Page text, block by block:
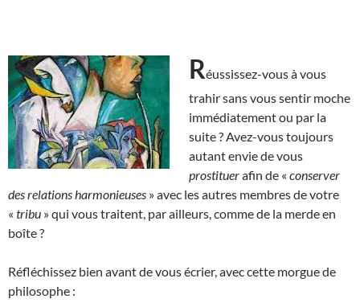
Réussissez-vous à vous
trahir sans vous sentir moche
immédiatement ou par la
suite ? Avez-vous toujours
autant envie de vous
prostituerafin de « conserver
des relations harmonieuses » avec les autres membres de votre
« tribu » qui vous traitent, par ailleurs, comme de la merde en
boîte ?
Réfléchissez bien avant de vous écrier, avec cette morgue de
philosophe :